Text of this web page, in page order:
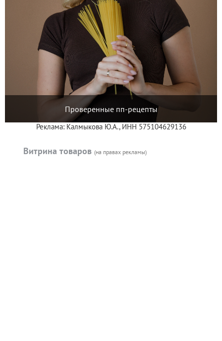
Проверенные пп-рецепты
Реклама: Калмыкова Ю.А., ИНН 575104629136
Витрина товаров (на правах рекламы)